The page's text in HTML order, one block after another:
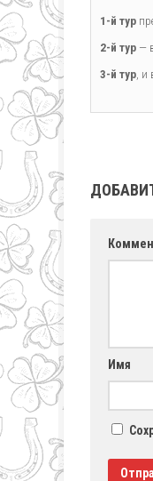
1-й тур
2-й тур —
3-й тур ,
Имя